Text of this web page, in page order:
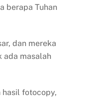
berapa Tuhan
dan mereka
ada masalah
fotocopy,